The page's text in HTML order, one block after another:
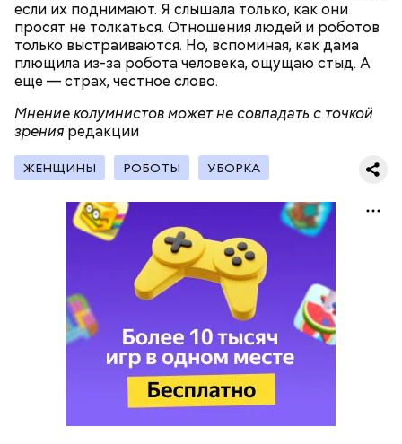
если их поднимают. Я слышала только, как они
просят не толкаться. Отношения людей и роботов
только выстраиваются. Но, вспоминая, как дама
плющила из-за робота человека, ощущаю стыд. А
еще — страх, честное слово.
Мнение колумнистов может не совпадать с точкой
зрения редакции
ЖЕНЩИНЫ РОБОТЫ УБОРКА
В Международный день холостяка все мужчины
без пары видятся со своими друзьями, устраивают
вечеринки, играют в видеоигры и проводят время,
это возможно, ведь может быть и так, что через год
они уже не будут холостяками.